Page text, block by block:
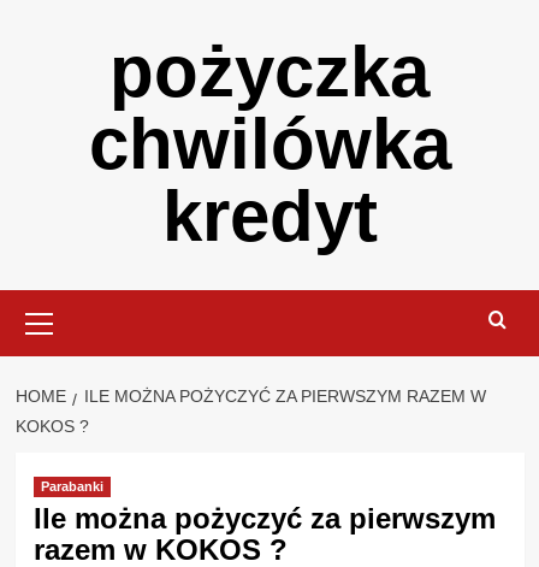
pożyczka
chwilówka
kredyt
Menu
HOME
ILE MOŻNA POŻYCZYĆ ZA PIERWSZYM RAZEM W
KOKOS ?
Parabanki
Ile można pożyczyć za pierwszym
razem w KOKOS ?